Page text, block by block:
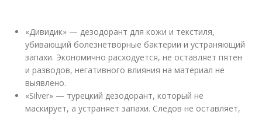
«Дивидик» — дезодорант для кожи и текстиля,
убивающий болезнетворные бактерии и устраняющий
запахи. Экономично расходуется, не оставляет пятен
и разводов, негативного влияния на материал не
выявлено.
«Silver» — турецкий дезодорант, который не
маскирует, а устраняет запахи. Следов не оставляет,